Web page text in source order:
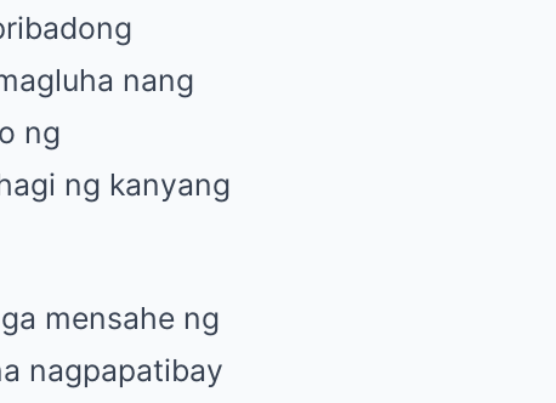
nang
ng
ng kanyang
mensahe ng
nagpapatibay